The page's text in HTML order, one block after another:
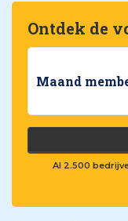
Ontdek de
Maand
Al 2.500